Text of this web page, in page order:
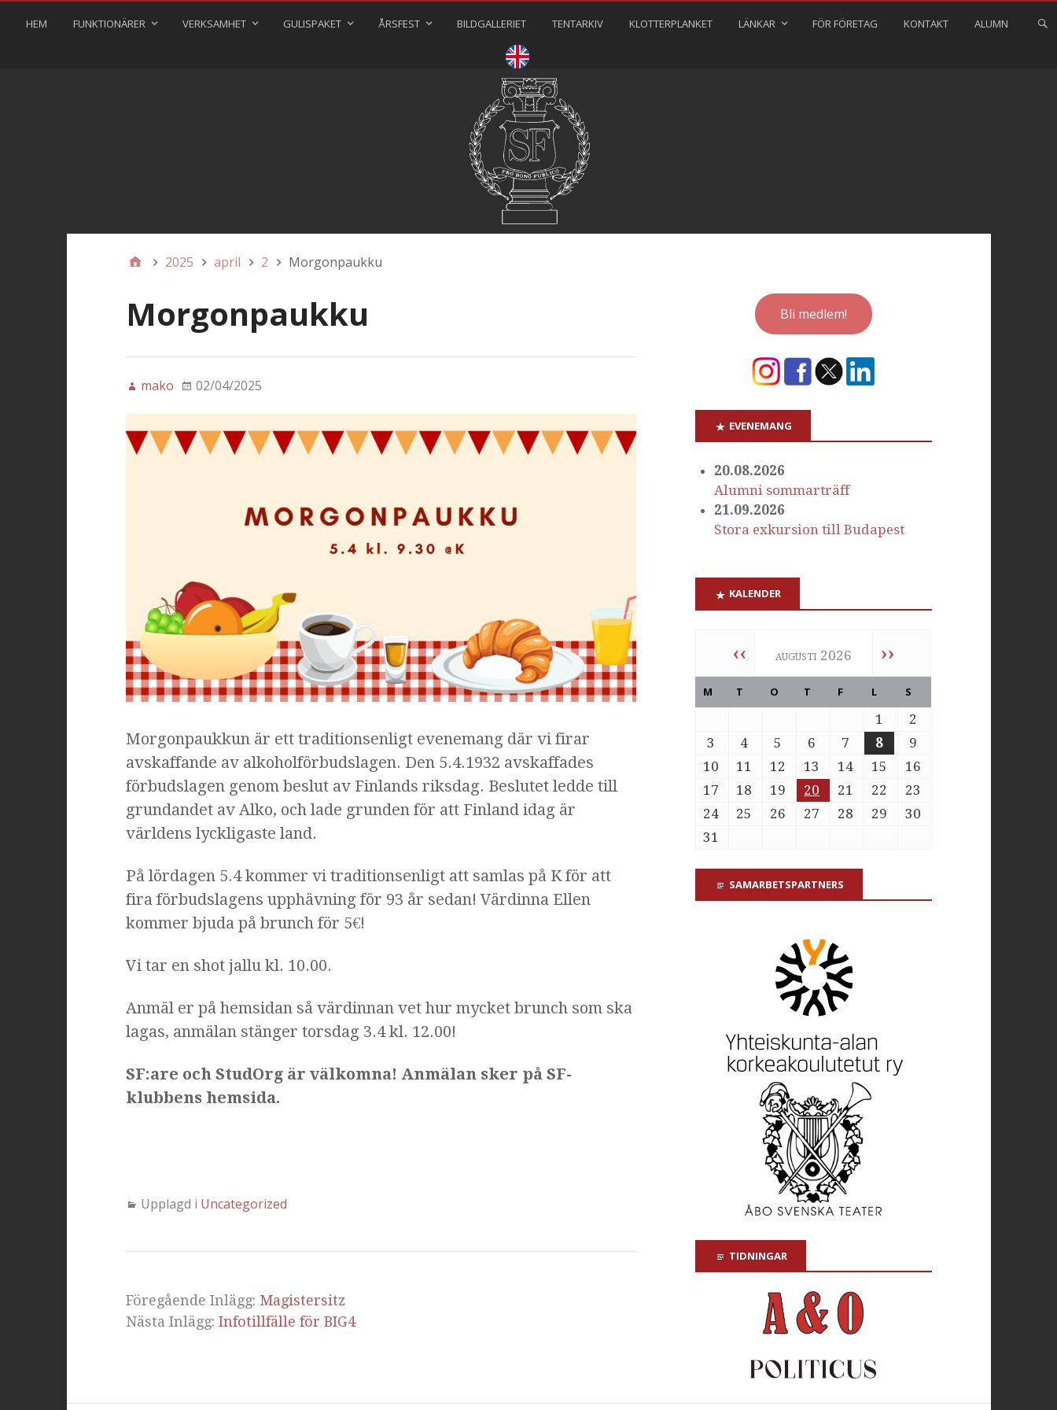
HEM FUNKTIONÄRER VERKSAMHET GULISPAKET ÅRSFEST BILDGALLERIET TENTARKIV KLOTTERPLANKET LÄNKAR FÖR FÖRETAG KONTAKT ALUMN
⠀⠀⠀
2025 april 2 Morgonpaukku
Morgonpaukku
mako 02/04/2025
Morgonpaukkun är ett traditionsenligt evenemang där vi firar
avskaffande av alkoholförbudslagen. Den 5.4.1932 avskaffades
förbudslagen genom beslut av Finlands riksdag. Beslutet ledde till
grundandet av Alko, och lade grunden för att Finland idag är
världens lyckligaste land.
På lördagen 5.4 kommer vi traditionsenligt att samlas på K för att
fira förbudslagens upphävning för 93 år sedan! Värdinna Ellen
kommer bjuda på brunch för 5€!
Vi tar en shot jallu kl. 10.00.
Anmäl er på hemsidan så värdinnan vet hur mycket brunch som ska
lagas, anmälan stänger torsdag 3.4 kl. 12.00!
SF:are och StudOrg är välkomna! Anmälan sker på SF-
klubbens hemsida.
Upplagd i Uncategorized
Föregående Inlägg: Magistersitz
Nästa Inlägg: Infotillfälle för BIG4
Bli medlem!
EVENEMANG
20.08.2026
Alumni sommarträff
21.09.2026
Stora exkursion till Budapest
KALENDER
‹‹ augusti 2026 ››
M T O T F L S
1
2
3
4 5 6 7 8
9
10
11 12 13 14 15
16
17
18 19 20 21 22
23
24
25 26 27 28 29
30
31
SAMARBETSPARTNERS
TIDNINGAR